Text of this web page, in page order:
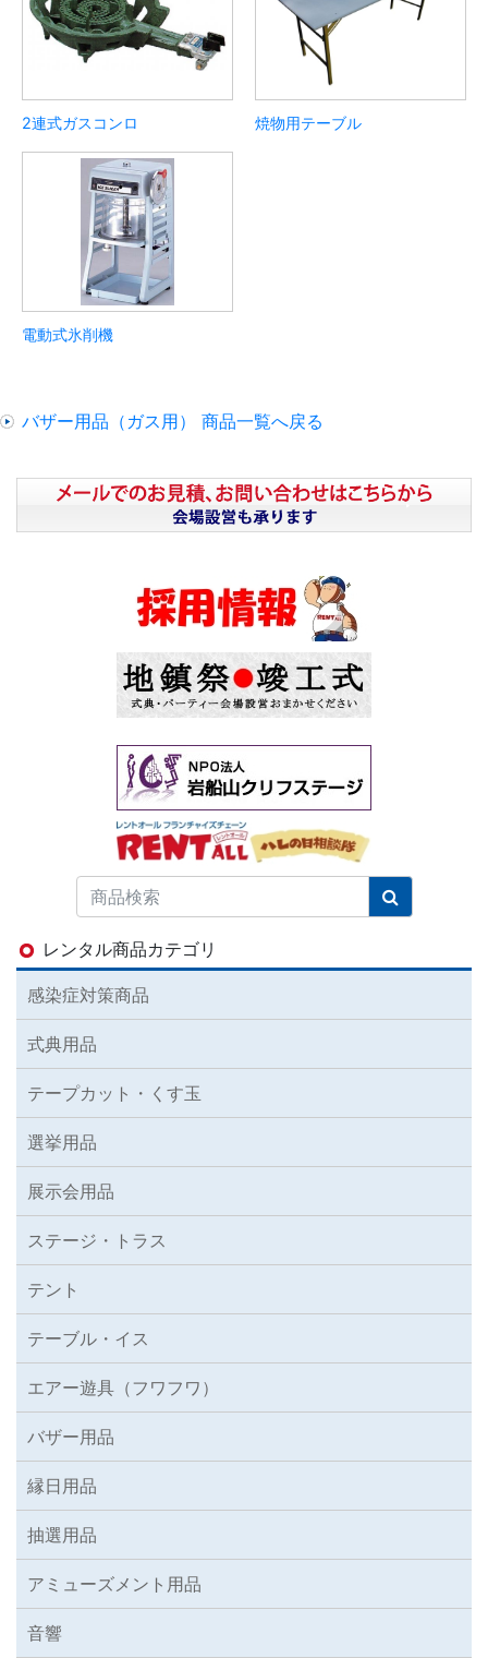
2連式ガスコンロ 焼物用テーブル
電動式氷削機
バザー用品（ガス用） 商品一覧へ戻る
レンタル商品カテゴリ
感染症対策商品
式典用品
テープカット・くす玉
選挙用品
展示会用品
ステージ・トラス
テント
テーブル・イス
エアー遊具（フワフワ）
バザー用品
縁日用品
抽選用品
アミューズメント用品
音響